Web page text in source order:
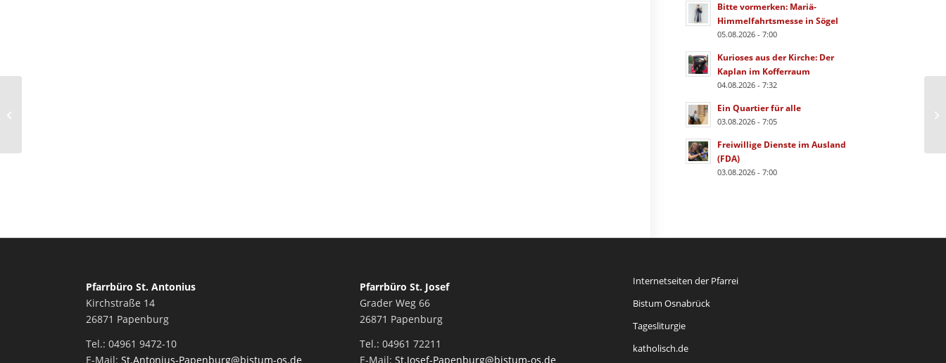
Bitte vormerken: Mariä-
Himmelfahrtsmesse in Sögel
05.08.2026 - 7:00
Kurioses aus der Kirche: Der
Kaplan im Kofferraum
04.08.2026 - 7:32
Ein Quartier für alle
03.08.2026 - 7:05
Freiwillige Dienste im Ausland
(FDA)
03.08.2026 - 7:00
Pfarrbüro St. Antonius
Kirchstraße 14
26871 Papenburg
Tel.: 04961 9472-10
E-Mail: St.Antonius-Papenburg@bistum-os.de
Pfarrbüro St. Josef
Grader Weg 66
26871 Papenburg
Tel.: 04961 72211
E-Mail: St.Josef-Papenburg@bistum-os.de
Internetseiten der Pfarrei
Bistum Osnabrück
Tagesliturgie
katholisch.de